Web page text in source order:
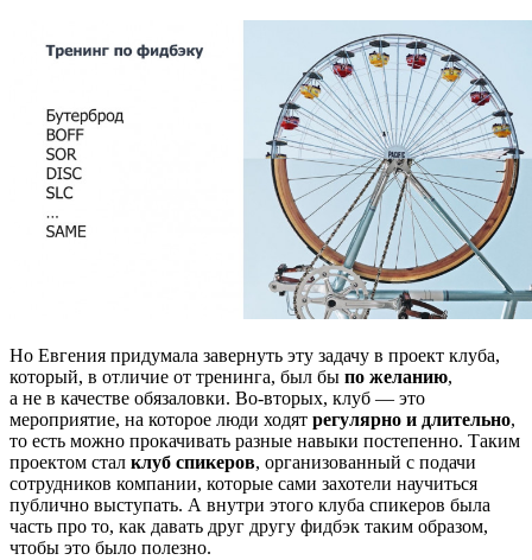
Но Евгения придумала завернуть эту задачу в проект клуба,
который, в отличие от тренинга, был бы по желанию,
а не в качестве обязаловки. Во-вторых, клуб — это
мероприятие, на которое люди ходят регулярно и длительно,
то есть можно прокачивать разные навыки постепенно. Таким
проектом стал клуб спикеров, организованный с подачи
сотрудников компании, которые сами захотели научиться
публично выступать. А внутри этого клуба спикеров была
часть про то, как давать друг другу фидбэк таким образом,
чтобы это было полезно.